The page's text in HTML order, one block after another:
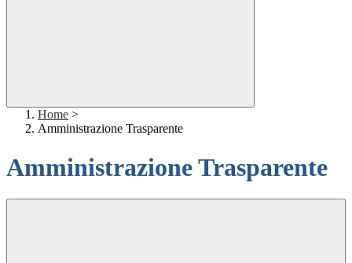
Home >
Amministrazione Trasparente
Amministrazione Trasparente